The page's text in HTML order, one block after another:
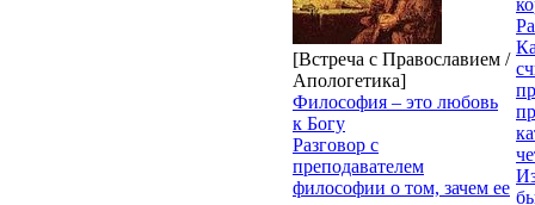
[Встреча с Православием /
Апологетика]
Философия – это любовь
к Богу
Разговор с
преподавателем
философии о том, зачем ее